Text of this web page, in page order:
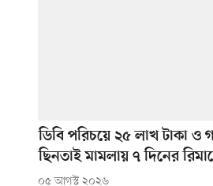
ডিবি পরিচয়ে ২৫ লাখ টাকা ও
ছিনতাই মামলায় ৭ দিনের
০৫ আগস্ট ২০২৬